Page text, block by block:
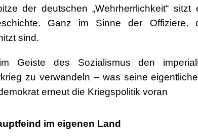
der deutschen „Wehrherrlichkeit“
Ganz im Sinne der Offiziere,
sind.
Geiste des Sozialismus den
zu verwandeln – was seine
erneut die Kriegspolitik voran
im eigenen Land